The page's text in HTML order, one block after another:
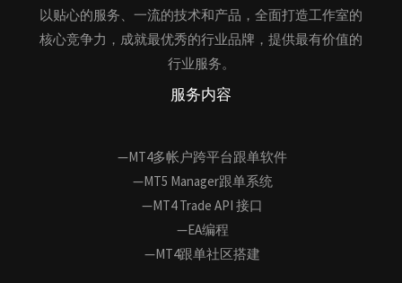
以贴心的服务、一流的技术和产品，全面打造工作室的
核心竞争力，成就最优秀的行业品牌，提供最有价值的
行业服务。
服务内容
—MT4多帐户跨平台跟单软件
—MT5 Manager跟单系统
—MT4 Trade API 接口
—EA编程
—MT4跟单社区搭建